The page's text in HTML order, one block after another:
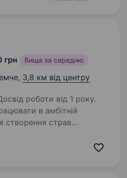
грн Вища за середню
3,8 км від центру
роботи від 1 року.
в амбітній
створення страв